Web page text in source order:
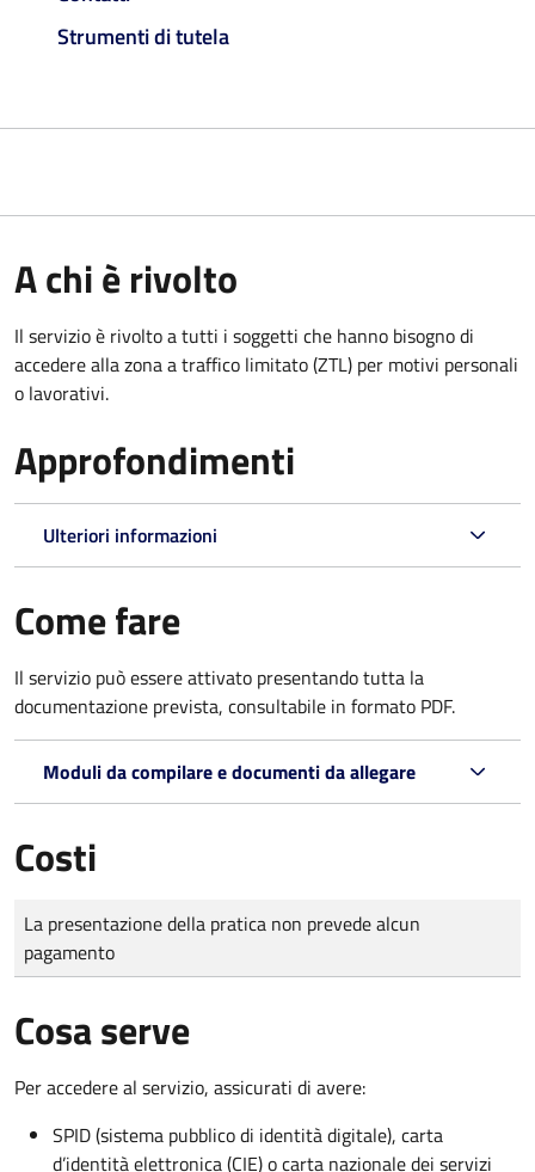
Strumenti di tutela
A chi è rivolto
Il servizio è rivolto a tutti i soggetti che hanno bisogno di
accedere alla zona a traffico limitato (ZTL) per motivi personali
o lavorativi.
Approfondimenti
Ulteriori informazioni
Come fare
Il servizio può essere attivato presentando tutta la
documentazione prevista, consultabile in formato PDF.
Moduli da compilare e documenti da allegare
Costi
Tipo di pagamento
Importo
La presentazione della pratica non prevede alcun
pagamento
Cosa serve
Per accedere al servizio, assicurati di avere:
SPID (sistema pubblico di identità digitale), carta
d’identità elettronica (CIE) o carta nazionale dei servizi